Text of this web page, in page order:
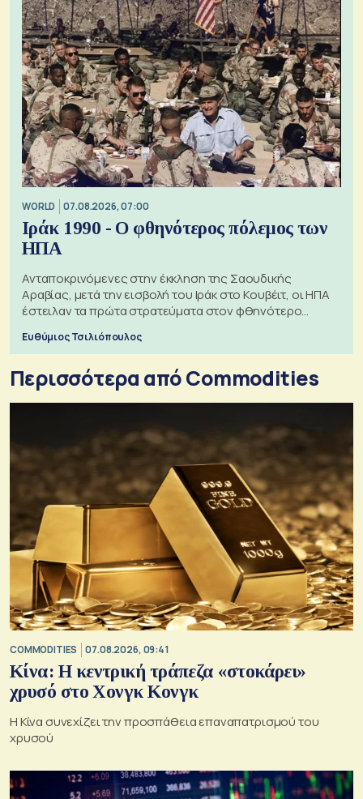
WORLD 07.08.2026, 07:00
Ιράκ 1990 - Ο φθηνότερος πόλεμος των
ΗΠΑ
Ανταποκρινόμενες στην έκκληση της Σαουδικής
Αραβίας, μετά την εισβολή του Ιράκ στο Κουβέιτ, οι ΗΠΑ
έστειλαν τα πρώτα στρατεύματα στον φθηνότερο
Ευθύμιος Τσιλιόπουλος
Περισσότερα από Commodities
COMMODITIES 07.08.2026, 09:41
Κίνα: Η κεντρική τράπεζα «στοκάρει»
χρυσό στο Χονγκ Κονγκ
Η Κίνα συνεχίζει την προσπάθεια επαναπατρισμού του
χρυσού